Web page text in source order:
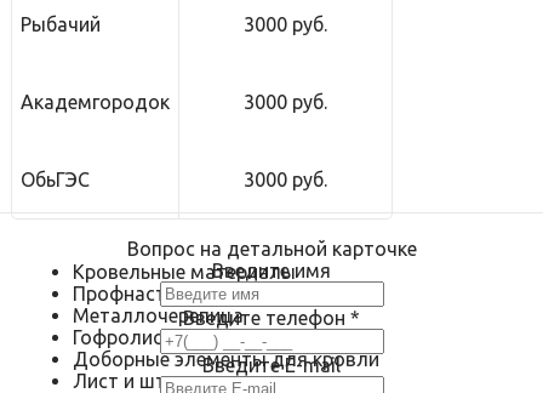
Рыбачий 3000 руб.
Академгородок 3000 руб.
ОбьГЭС 3000 руб.
Вопрос на детальной карточке
Введите имя
Введите телефон *
Введите E-mail
Кровельные материалы
Профнастил
Металлочерепица
Гофролист
Доборные элементы для кровли
Лист и штрипс